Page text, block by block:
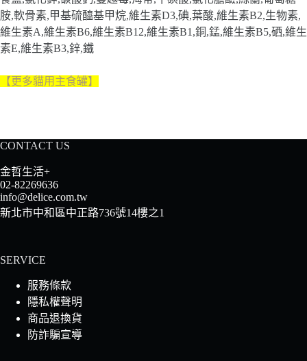
胺,軟骨素,甲基硫醯基甲烷,維生素D3,碘,葉酸,維生素B2,生物素,
維生素A,維生素B6,維生素B12,維生素B1,銅,錳,維生素B5,硒,維生
素E,維生素B3,鋅,鐵
【更多貓用主食罐】
CONTACT US
金哲生活+
02-82269636
info@delice.com.tw
新北市中和區中正路736號14樓之1
SERVICE
服務條款
隱私權聲明
商品退換貨
防詐騙宣導